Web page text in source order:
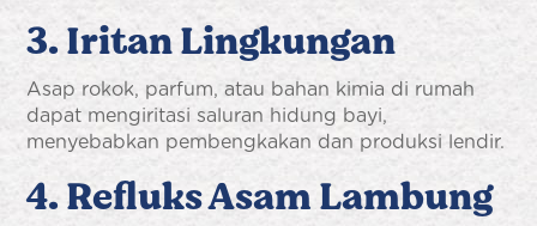
3. Iritan Lingkungan
Asap rokok, parfum, atau bahan kimia di rumah
dapat mengiritasi saluran hidung bayi,
menyebabkan pembengkakan dan produksi lendir.
4. Refluks Asam Lambung